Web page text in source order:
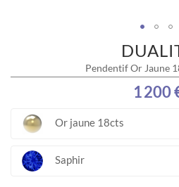
Pendentif Or Jaune
1 200
Or jaune 18cts
Saphir
images
gallery